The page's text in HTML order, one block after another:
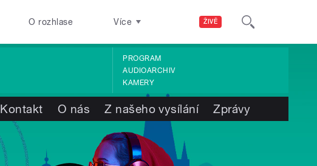
ŽIVĚ
O rozhlase Více
PROGRAM
AUDIOARCHIV
KAMERY
Kontakt O nás Z našeho vysílání Zprávy